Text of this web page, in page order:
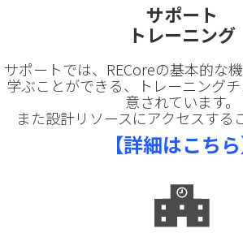
サポート
トレーニング
サポートでは、RECoreの基本的な
学ぶことができる、トレーニング
意されています。
また設計リソースにアクセスする
【詳細はこちら